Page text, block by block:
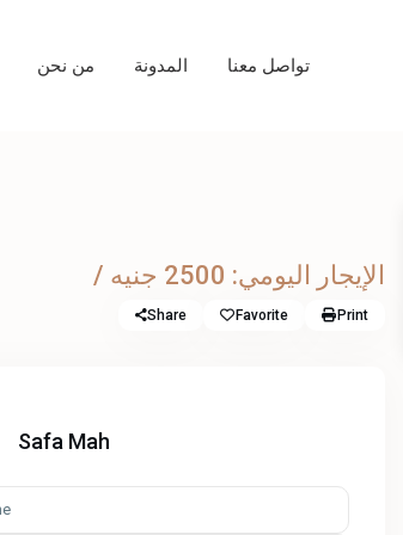
من نحن المدونة تواصل معنا
/ الإيجار اليومي: 2500 جنيه
Share Favorite Print
Safa Mah